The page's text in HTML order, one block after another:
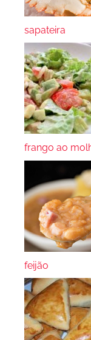
sapateira
frango ao
feijão